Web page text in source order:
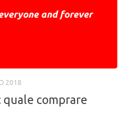
2018
quale comprare